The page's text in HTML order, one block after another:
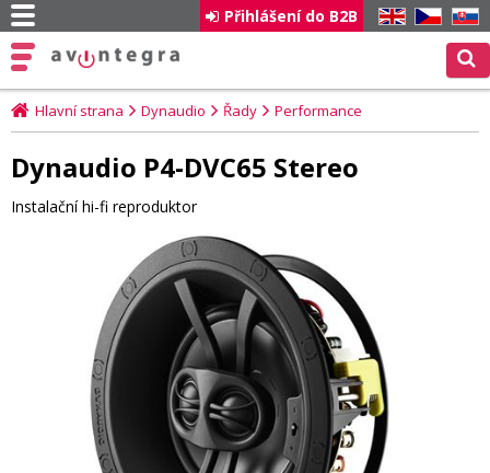
EN CZ SK
Přihlášení do B2B
Hlavní strana Dynaudio Řady Performance
Dynaudio P4-DVC65 Stereo
Instalační hi-fi reproduktor